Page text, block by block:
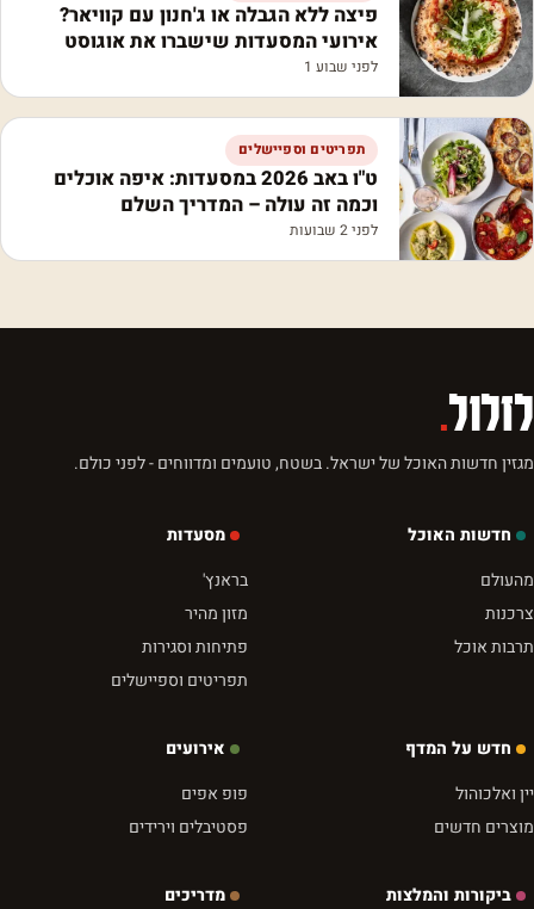
פיצה ללא הגבלה או ג'חנון עם קוויאר?
אירועי המסעדות שישברו את אוגוסט
לפני שבוע 1
תפריטים וספיישלים
ט"ו באב 2026 במסעדות: איפה אוכלים
וכמה זה עולה – המדריך השלם
לפני 2 שבועות
לזלול.
מגזין חדשות האוכל של ישראל. בשטח, טועמים ומדווחים - לפני כולם.
חדשות האוכל
מהעולם
צרכנות
תרבות אוכל
מסעדות
בראנץ'
מזון מהיר
פתיחות וסגירות
תפריטים וספיישלים
חדש על המדף
יין ואלכוהול
מוצרים חדשים
אירועים
פופ אפים
פסטיבלים וירידים
ביקורות והמלצות מדריכים